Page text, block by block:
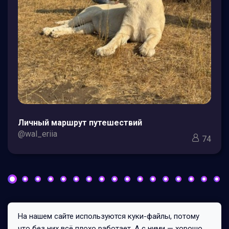
Личный маршрут путешествий
@wal_eriia
74
Все права защищены © 2026
На нашем сайте используются куки-файлы, потому